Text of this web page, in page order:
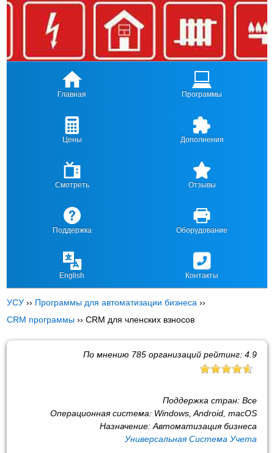
Главная Программы
Цены Дополнения
Смотреть Отзывы
Поддержка Оборудование
English Контакты
УСУ ›› Программы для автоматизации бизнеса ››
CRM программы ››CRM для членских взносов
По мнению 785организаций рейтинг: 4.9
Поддержка стран: Все
Операционная система: Windows, Android, macOS
Назначение: Автоматизация бизнеса
Универсальная Система Учета